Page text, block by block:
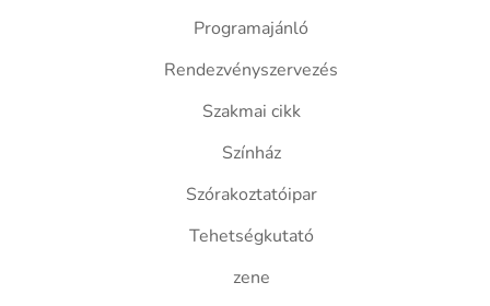
Programajánló
Rendezvényszervezés
Szakmai cikk
Színház
Szórakoztatóipar
Tehetségkutató
zene